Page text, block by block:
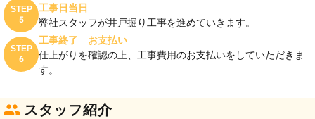
STEP
5
工事日当日
弊社スタッフが井戸掘り工事を進めていきます。
STEP
6
工事終了 お支払い
仕上がりを確認の上、工事費用のお支払いをしていただきま
す。
スタッフ紹介